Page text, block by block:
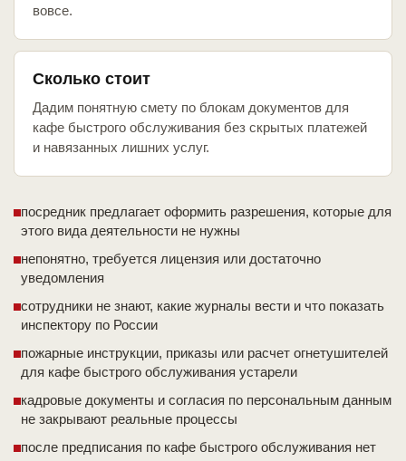
вовсе.
Сколько стоит
Дадим понятную смету по блокам документов для
кафе быстрого обслуживания без скрытых платежей
и навязанных лишних услуг.
посредник предлагает оформить разрешения, которые для
этого вида деятельности не нужны
непонятно, требуется лицензия или достаточно
уведомления
сотрудники не знают, какие журналы вести и что показать
инспектору по России
пожарные инструкции, приказы или расчет огнетушителей
для кафе быстрого обслуживания устарели
кадровые документы и согласия по персональным данным
не закрывают реальные процессы
после предписания по кафе быстрого обслуживания нет